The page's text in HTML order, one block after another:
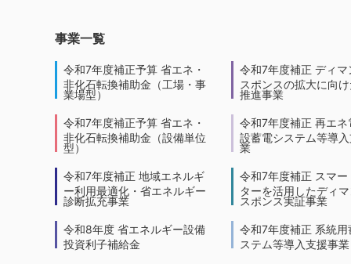
事業一覧
令和7年度補正予算 省エネ・
非化石転換補助金（工場・事
業場型）
令和7年度補正予算 省エネ・
非化石転換補助金（設備単位
型）
令和7年度補正 地域エネルギ
ー利用最適化・省エネルギー
診断拡充事業
令和8年度 省エネルギー設備
投資利子補給金
令和7年度補正 ディマ
スポンスの拡大に向
推進事業
令和7年度補正 再エネ
設蓄電システム等導
業
令和7年度補正 スマー
ターを活用したディ
スポンス実証事業
令和7年度補正 系統用
ステム等導入支援事業